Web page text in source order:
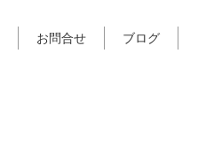
お問合せ ブログ